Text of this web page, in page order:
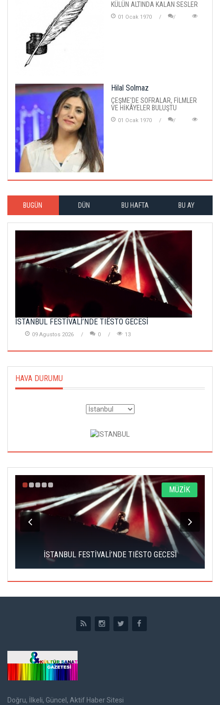
KÜLÜN ALTINDA KALAN SESLER
01 Ocak 1970
Hilal Solmaz
ÇEŞME'DE SOFRALAR, FİLMLER
VE HİKÂYELER BULUŞTU
01 Ocak 1970
BUGÜN DÜN BU HAFTA BU AY
İSTANBUL FESTİVALİ’NDE TIËSTO GECESİ
09 Agustos 2026 0 13
HAVA DURUMU
MÜZİK
İSTANBUL FESTİVALİ’NDE TIËSTO GECESİ
Doğru, İlkeli, Güncel, Aktif Haber Sitesi